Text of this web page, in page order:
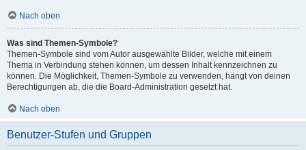
Nach oben
Was sind Themen-Symbole?
Themen-Symbole sind vom Autor ausgewählte Bilder, welche mit einem
Thema in Verbindung stehen können, um dessen Inhalt kennzeichnen zu
können. Die Möglichkeit, Themen-Symbole zu verwenden, hängt von deinen
Berechtigungen ab, die die Board-Administration gesetzt hat.
Nach oben
Benutzer-Stufen und Gruppen